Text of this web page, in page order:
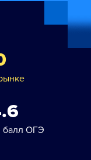
балл ОГЭ